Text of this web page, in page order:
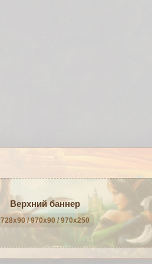
Верхний баннер
728x90 / 970x90 / 970x250